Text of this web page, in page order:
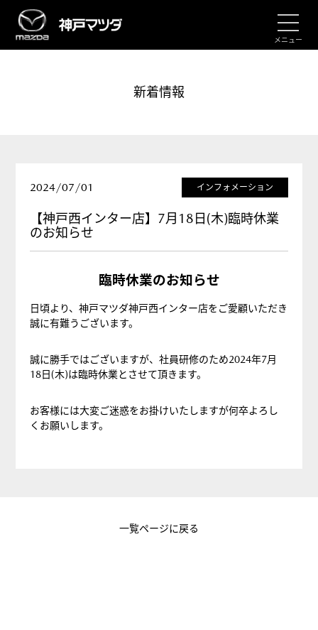
メニュー
新着情報
2024/07/01 インフォメーション
【神戸西インター店】7月18日(木)臨時休業
のお知らせ
臨時休業のお知らせ
日頃より、神戸マツダ神戸西インター店をご愛顧いただき
誠に有難うございます。
誠に勝手ではございますが、社員研修のため2024年7月
18日(木)は臨時休業とさせて頂きます。
お客様には大変ご迷惑をお掛けいたしますが何卒よろし
くお願いします。
一覧ページに戻る